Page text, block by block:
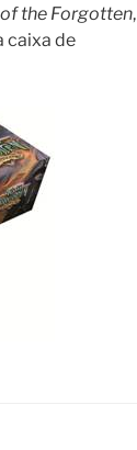
the Forgotten,
caixa de